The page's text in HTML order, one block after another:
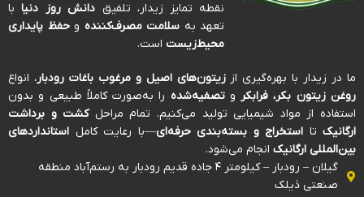
نقطه تمایز زیدار، تلفیق دانش روز دنیابا
تعهد به سلامت مصرف‌کننده وحفظ پایداری
محیط‌زیست است.
ما در زیدار با بهره‌گیری اززیتون‌های اصیل و مرغوب باغات رودبار، انواع
روغن زیتون بکر، فرابکر وتصفیه‌شده را به‌صورت کاملاً طبیعی و بدون
استفاده از مواد شیمیایی تولید می‌کنیم. تمام مراحلکشت و برداشت
ارگانیک تا استخراج و بسته‌بندی حرفه‌ای—با رعایت کامل استانداردهای
بین‌المللی ارگانیک انجام می‌شود.
گیلان – رودبار – کیلومتر ۴ جاده قدیم رودبار به رستم‌آباد منطقه
صنعتی ذیلک